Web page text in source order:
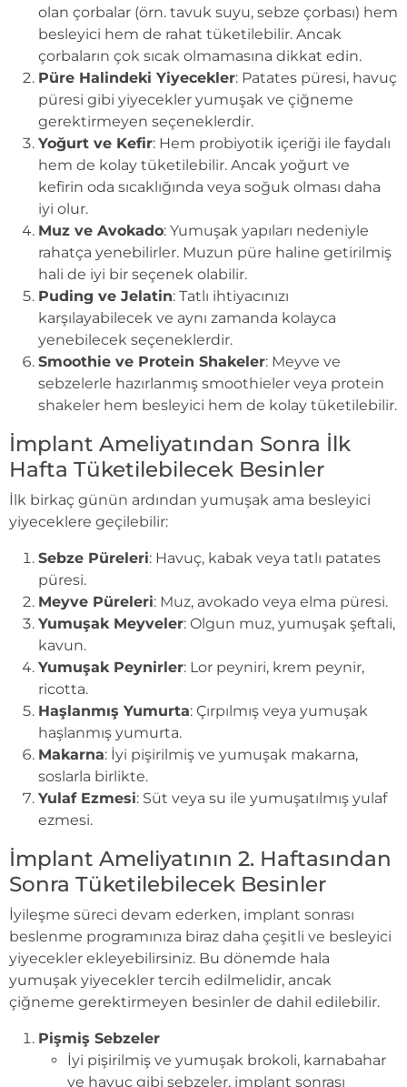
olan çorbalar (örn. tavuk suyu, sebze çorbası) hem
besleyici hem de rahat tüketilebilir. Ancak
çorbaların çok sıcak olmamasına dikkat edin.
Püre Halindeki Yiyecekler: Patates püresi, havuç
püresi gibi yiyecekler yumuşak ve çiğneme
gerektirmeyen seçeneklerdir.
Yoğurt ve Kefir: Hem probiyotik içeriği ile faydalı
hem de kolay tüketilebilir. Ancak yoğurt ve
kefirin oda sıcaklığında veya soğuk olması daha
iyi olur.
Muz ve Avokado: Yumuşak yapıları nedeniyle
rahatça yenebilirler. Muzun püre haline getirilmiş
hali de iyi bir seçenek olabilir.
Puding ve Jelatin: Tatlı ihtiyacınızı
karşılayabilecek ve aynı zamanda kolayca
yenebilecek seçeneklerdir.
Smoothie ve Protein Shakeler: Meyve ve
sebzelerle hazırlanmış smoothieler veya protein
shakeler hem besleyici hem de kolay tüketilebilir.
İmplant Ameliyatından Sonra İlk
Hafta Tüketilebilecek Besinler
İlk birkaç günün ardından yumuşak ama besleyici
yiyeceklere geçilebilir:
Sebze Püreleri: Havuç, kabak veya tatlı patates
püresi.
Meyve Püreleri: Muz, avokado veya elma püresi.
Yumuşak Meyveler: Olgun muz, yumuşak şeftali,
kavun.
Yumuşak Peynirler: Lor peyniri, krem peynir,
ricotta.
Haşlanmış Yumurta: Çırpılmış veya yumuşak
haşlanmış yumurta.
Makarna: İyi pişirilmiş ve yumuşak makarna,
soslarla birlikte.
Yulaf Ezmesi: Süt veya su ile yumuşatılmış yulaf
ezmesi.
İmplant Ameliyatının 2. Haftasından
Sonra Tüketilebilecek Besinler
İyileşme süreci devam ederken, implant sonrası
beslenme programınıza biraz daha çeşitli ve besleyici
yiyecekler ekleyebilirsiniz. Bu dönemde hala
yumuşak yiyecekler tercih edilmelidir, ancak
çiğneme gerektirmeyen besinler de dahil edilebilir.
Pişmiş Sebzeler
İyi pişirilmiş ve yumuşak brokoli, karnabahar
ve havuç gibi sebzeler, implant sonrası